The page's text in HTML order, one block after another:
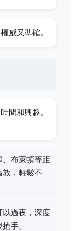
威又準確。
間和興趣。
布萊頓等距
敦，輕鬆不
以過夜，深度
手。